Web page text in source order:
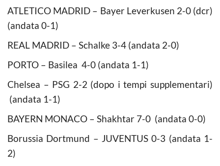
ATLETICO MADRID – Bayer Leverkusen 2-0 (dcr)
(andata 0-1)
REAL MADRID – Schalke 3-4 (andata 2-0)
PORTO – Basilea 4-0 (andata 1-1)
Chelsea – PSG 2-2 (dopo i tempi supplementari)
(andata 1-1)
BAYERN MONACO – Shakhtar 7-0 (andata 0-0)
Borussia Dortmund – JUVENTUS 0-3 (andata 1-
2)